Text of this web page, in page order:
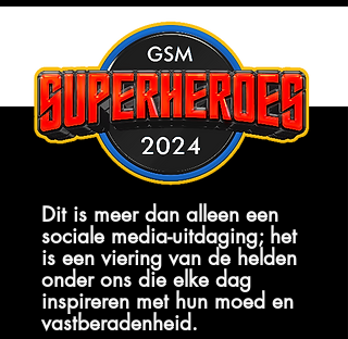
Dit is meer dan alleen een
sociale media-uitdaging; het
is een viering van de helden
onder ons die elke dag
inspireren met hun moed en
vastberadenheid.